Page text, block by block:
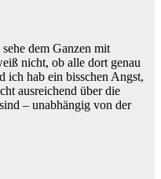
dem Ganzen mit
nicht, ob alle dort genau
ich hab ein bisschen Angst,
ausreichend über die
– unabhängig von der